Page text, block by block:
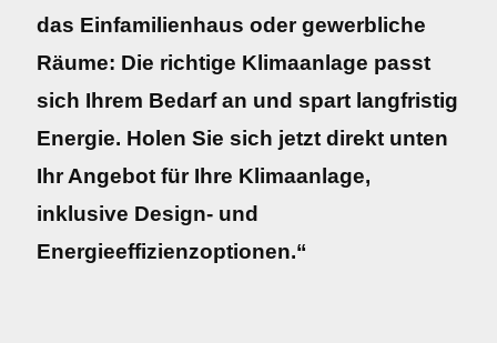
das Einfamilienhaus oder gewerbliche
Räume: Die richtige Klimaanlage passt
sich Ihrem Bedarf an und spart langfristig
Energie. Holen Sie sich jetzt direkt unten
Ihr Angebot für Ihre Klimaanlage,
inklusive Design- und
Energieeffizienzoptionen.“